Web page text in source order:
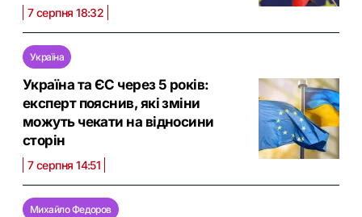
7 серпня 18:32
Україна
Україна та ЄС через 5 років:
експерт пояснив, які зміни
можуть чекати на відносини
сторін
7 серпня 14:51
Михайло Федоров